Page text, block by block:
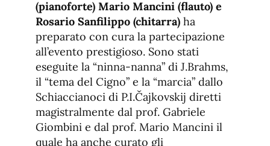
(pianoforte) Mario Mancini (flauto) e
Rosario Sanfilippo (chitarra) ha
preparato con cura la partecipazione
all’evento prestigioso. Sono stati
eseguite la “ninna-nanna” di J.Brahms,
il “tema del Cigno” e la “marcia” dallo
Schiaccianoci di P.I.Čajkovskij diretti
magistralmente dal prof. Gabriele
Giombini e dal prof. Mario Mancini il
quale ha anche curato gli